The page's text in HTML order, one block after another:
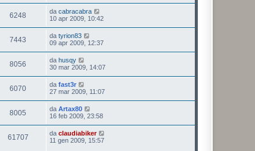
6248 da cabracabra
10 apr 2009, 10:42
7443 da tyrion83
09 apr 2009, 12:37
8056 da husqy
30 mar 2009, 14:07
6070 da fast3r
27 mar 2009, 11:07
8005 da Artax80
16 feb 2009, 23:58
61707 da claudiabiker
11 gen 2009, 15:57